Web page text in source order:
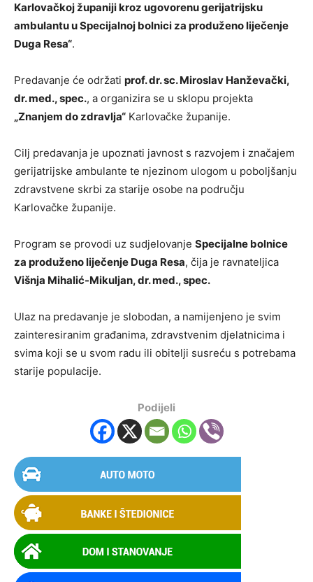
Karlovačkoj županiji kroz ugovorenu gerijatrijsku
ambulantu u Specijalnoj bolnici za produženo liječenje
Duga Resa“.
Predavanje će održati prof. dr. sc. Miroslav Hanževački,
dr. med., spec., a organizira se u sklopu projekta
„Znanjem do zdravlja“ Karlovačke županije.
Cilj predavanja je upoznati javnost s razvojem i značajem
gerijatrijske ambulante te njezinom ulogom u poboljšanju
zdravstvene skrbi za starije osobe na području
Karlovačke županije.
Program se provodi uz sudjelovanje Specijalne bolnice
za produženo liječenje Duga Resa, čija je ravnateljica
Višnja Mihalić-Mikuljan, dr. med., spec.
Ulaz na predavanje je slobodan, a namijenjeno je svim
zainteresiranim građanima, zdravstvenim djelatnicima i
svima koji se u svom radu ili obitelji susreću s potrebama
starije populacije.
Podijeli